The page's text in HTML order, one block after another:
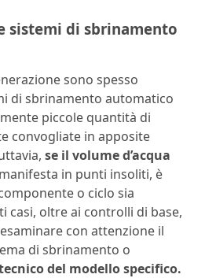
sistemi di sbrinamento
sono spesso
di sbrinamento automatico
piccole quantità di
convogliate in apposite
se il volume d’acqua
in punti insoliti, è
o ciclo sia
casi, oltre ai controlli di base,
con attenzione il
di sbrinamento o
del modello specifico.